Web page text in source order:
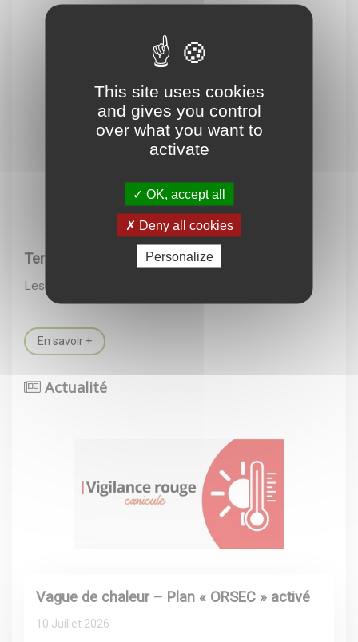
Tercé Détente Loisirs : les activités cet été
Les rendez-vous jusqu'en septembre
En savoir +
Actualité
Vague de chaleur – Plan « ORSEC » activé
10 Juillet 2026
This site uses cookies
and gives you control
over what you want to
activate
OK, accept all
Deny all cookies
Personalize